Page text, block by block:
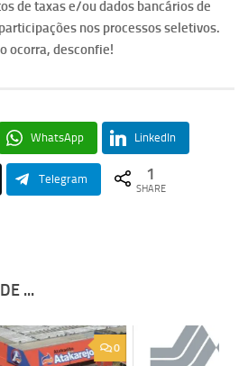
de taxas e/ou dados bancários de
nos processos seletivos.
ocorra, desconfie!
WhatsApp LinkedIn
Telegram 1
SHARE
...
0